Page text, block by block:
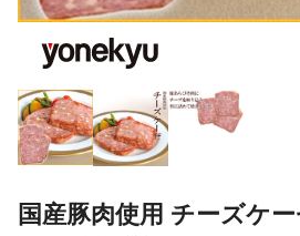
国産豚肉使用 チーズケ